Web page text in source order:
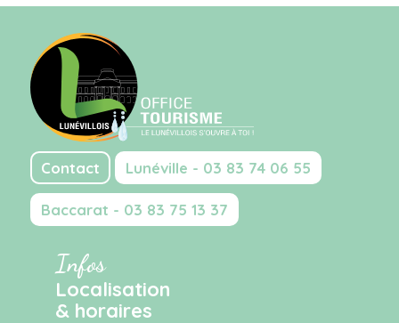
Contact Lunéville - 03 83 74 06 55
Baccarat - 03 83 75 13 37
Infos
Localisation
& horaires